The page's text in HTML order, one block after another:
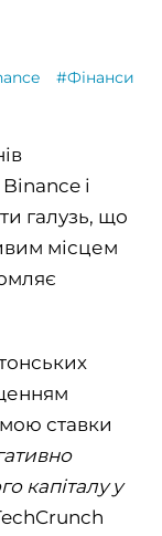
#Фінанси
і
галузь, що
місцем
ставки
капіталу у